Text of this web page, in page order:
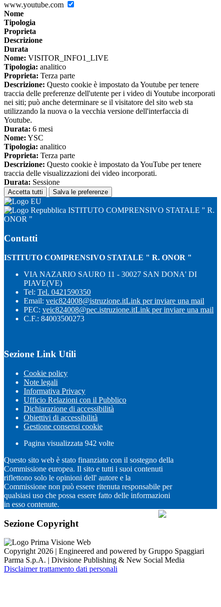
www.youtube.com
Nome
Tipologia
Proprieta
Descrizione
Durata
Nome: VISITOR_INFO1_LIVE
Tipologia: analitico
Proprieta: Terza parte
Descrizione: Questo cookie è impostato da Youtube per tenere
traccia delle preferenze dell'utente per i video di Youtube incorporati
nei siti; può anche determinare se il visitatore del sito web sta
utilizzando la nuova o la vecchia versione dell'interfaccia di
Youtube.
Durata: 6 mesi
Nome: YSC
Tipologia: analitico
Proprieta: Terza parte
Descrizione: Questo cookie è impostato da YouTube per tenere
traccia delle visualizzazioni dei video incorporati.
Durata: Sessione
Accetta tutti Salva le preferenze
ISTITUTO COMPRENSIVO STATALE " R.
ONOR "
Contatti
ISTITUTO COMPRENSIVO STATALE " R. ONOR "
VIA NAZARIO SAURO 11 - 30027 SAN DONA' DI
PIAVE(VE)
Tel: Tel. 0421590350
Email: veic824008@istruzione.itLink per inviare una mail
PEC: veic824008@pec.istruzione.itLink per inviare una mail
C.F.: 84003500273
Sezione Link Utili
Cookie policy
Note legali
Informativa Privacy
Ufficio Relazioni con il Pubblico
Dichiarazione di accessibilità
Obiettivi di accessibilità
Gestione consensi cookie
Pagina visualizzata 942 volte
Questo sito web è stato finanziato con il sostegno della
Commissione europea. Il sito e tutti i suoi contenuti
riflettono solo le opinioni dell' autore e la
Commissione non può essere ritenuta responsabile per
qualsiasi uso che possa essere fatto delle informazioni
in esso contenute.
Sezione Copyright
Copyright 2026 | Engineered and powered by Gruppo Spaggiari
Parma S.p.A. | Divisione Publishing & New Social Media
Disclaimer trattamento dati personali